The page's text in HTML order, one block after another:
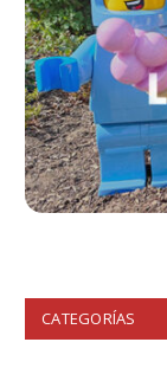
CATEGORÍAS